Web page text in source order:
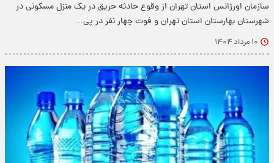
سازمان اورژانس استان تهران از وقوع حادثه حریق در یک منزل مسکونی در
شهرستان بهارستان استان تهران و فوت چهار نفر در پی…
۱۰ مرداد ۱۴۰۴